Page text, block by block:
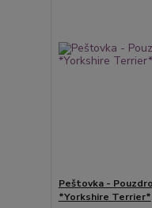
Peštovka -
*Yorkshire Terrier*